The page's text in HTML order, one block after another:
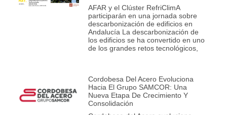
AFAR y el Clúster RefriClimA
participarán en una jornada sobre
descarbonización de edificios en
Andalucía La descarbonización de
los edificios se ha convertido en uno
de los grandes retos tecnológicos,
Cordobesa Del Acero Evoluciona
Hacia El Grupo SAMCOR: Una
Nueva Etapa De Crecimiento Y
Consolidación